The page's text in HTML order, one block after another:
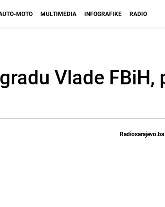
MOTO MULTIMEDIA INFOGRAFIKE RADIO
Vlade FBiH,
Radiosarajevo.ba